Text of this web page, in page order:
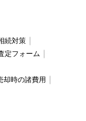
続対策
定フォーム
却時の諸費用